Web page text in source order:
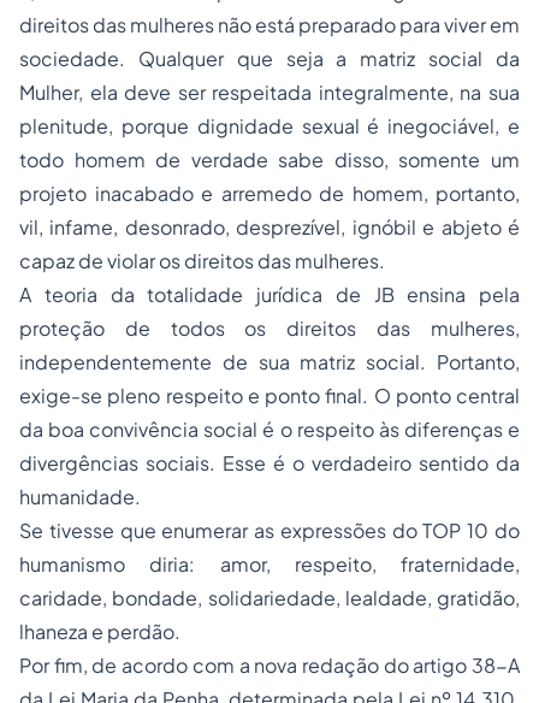
direitos das mulheres não está preparado para viver em
sociedade. Qualquer que seja a matriz social da
Mulher, ela deve ser respeitada integralmente, na sua
plenitude, porque dignidade sexual é inegociável, e
todo homem de verdade sabe disso, somente um
projeto inacabado e arremedo de homem, portanto,
vil, infame, desonrado, desprezível, ignóbil e abjeto é
capaz de violar os direitos das mulheres.
A teoria da totalidade jurídica de JB ensina pela
proteção de todos os direitos das mulheres,
independentemente de sua matriz social. Portanto,
exige-se pleno respeito e ponto final. O ponto central
da boa convivência social é o respeito às diferenças e
divergências sociais. Esse é o verdadeiro sentido da
humanidade.
Se tivesse que enumerar as expressões do TOP 10 do
humanismo diria: amor, respeito, fraternidade,
caridade, bondade, solidariedade, lealdade, gratidão,
lhaneza e perdão.
Por fim, de acordo com a nova redação do artigo 38-A